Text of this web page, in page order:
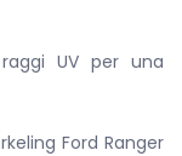
UV per una
Ford Ranger